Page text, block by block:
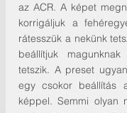
az ACR. A képet
korrigáljuk a
rátesszük a nekünk
beállítjuk
tetszik. A preset
egy csokor beállítás
képpel. Semmi olyan